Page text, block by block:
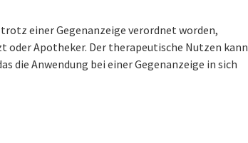
einer Gegenanzeige verordnet worden,
oder Apotheker. Der therapeutische Nutzen kann
die Anwendung bei einer Gegenanzeige in sich